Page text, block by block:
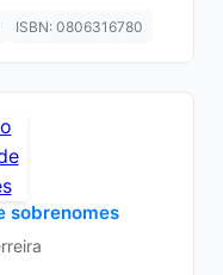
ISBN: 0806316780
sobrenomes